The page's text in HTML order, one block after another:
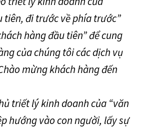
tiên, đi trước về phía trước”
hàng đầu tiên” để cung
của chúng tôi các dịch vụ
mừng khách hàng đến
triết lý kinh doanh của “văn
hướng vào con người, lấy sự